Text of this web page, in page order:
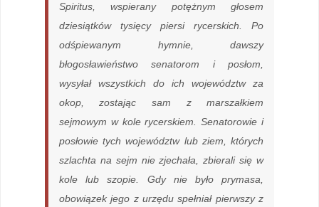
Spiritus, wspierany potężnym głosem
dziesiątków tysięcy piersi rycerskich. Po
odśpiewanym hymnie, dawszy
błogosławieństwo senatorom i posłom,
wysyłał wszystkich do ich województw za
okop, zostając sam z marszałkiem
sejmowym w kole rycerskiem. Senatorowie i
posłowie tych województw lub ziem, których
szlachta na sejm nie zjechała, zbierali się w
kole lub szopie. Gdy nie było prymasa,
obowiązek jego z urzędu spełniał pierwszy z